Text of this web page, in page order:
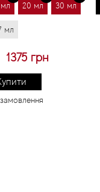
мл 20 мл 30 мл
мл
1375 грн